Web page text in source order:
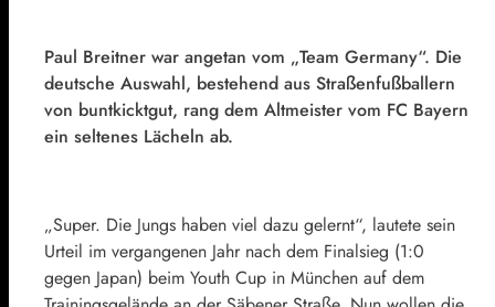
Paul Breitner war angetan vom „Team Germany“. Die
deutsche Auswahl, bestehend aus Straßenfußballern
von buntkicktgut, rang dem Altmeister vom FC Bayern
ein seltenes Lächeln ab.
„Super. Die Jungs haben viel dazu gelernt“, lautete sein
Urteil im vergangenen Jahr nach dem Finalsieg (1:0
gegen Japan) beim Youth Cup in München auf dem